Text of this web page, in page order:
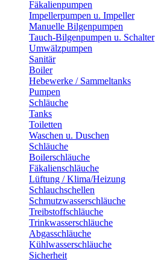
Fäkalienpumpen
Impellerpumpen u. Impeller
Manuelle Bilgenpumpen
Tauch-Bilgenpumpen u. Schalter
Umwälzpumpen
Sanitär
Boiler
Hebewerke / Sammeltanks
Pumpen
Schläuche
Tanks
Toiletten
Waschen u. Duschen
Schläuche
Boilerschläuche
Fäkalienschläuche
Lüftung / Klima/Heizung
Schlauchschellen
Schmutzwasserschläuche
Treibstoffschläuche
Trinkwasserschläuche
Abgasschläuche
Kühlwasserschläuche
Sicherheit